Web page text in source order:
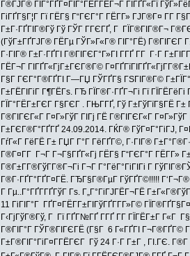
Г®ГЈГ® ГЇГ°ГҐГ¤ГЇГ°ГЁГ­ГЁГ¬Г ГІГҐГ«Гї
ГіГҐГ§Г¦Г Гї ГЁГ§ Г“ГЄГ°Г ГЁГ­Г» ГЈГ®Г¤ Г­Г
Г±Г·ГҐГІГ®Гў Гў ГЎГ Г­ГЄГҐ, Г ГЇГ®ГІГ®Г¬
(ГўГ±ГҐГЈГ® ГЁГµ ГЎГ»Г«Г® ГІГ°ГЁ) Г®ГІГЄГ
Г·ГІГ® Г±Г·ГҐГІ Г®ГІГЄГ°Г»ГІ Г­ГҐ Г­Г Г·Г
ГЁГ¬Г ГІГҐГ«ГјГ±ГЄГ®Г©
Г§Г ГЄГ°Г®ГҐГІ Г—ГЏ ГЎГҐГ§ ГЅГІГ®Г©
Г±ГЁГІГіГ Г¶ГЁГѕ. ГЂ ГЇГ®Г·ГҐГ¬Гі Гї
ГЇГ°ГЁГ±ГЄГ Г§ГЄГ . ГЊГ­ГҐ, Гў Г±ГўГїГ§ГЁ Г±
Г®ГІГЄГ«Г Г¤Г»ГўГ ГІГј ГЁ Г®ГІГЄГ«Г
Г±ГЄГ®Г°ГҐГҐ 24.09.2014. ГЌГ® ГўГ¤Г°ГіГЈ,
ГѓГ«Г ГёГЁ Г± ГЏГ Г°Г ГёГҐГ©, Г·ГІГ®
Г®Г¤Г­Г Г¬Г Г¬Г§ГҐГ«Гј ГЁГ§ Г“ГЄГ°Г ГЁГ­Г»
Г®Г±Г­Г®ГўГ­Г®Г¬Гі Г¬Г Г°ГёГ°ГіГІГі Г
Г®Г·ГҐГ°ГҐГ¤ГЁ. ГЂГ§Г®ГµГ­ ГўГҐГ©!!!!!
Г Гµ..Г°ГҐГ­ГҐГўГ Гѕ. Г„Г°ГіГЈГЁГ¬ГЁ
11 ГіГІГ°Г ГҐГ¤ГЁГ­Г±ГІГўГҐГ­Г­Г»Г©
Г‹ГјГўГ®Гў, Г Гї ГҐГ№ГҐ Г­ГҐ Г­Г ГЇГЁГ±Г Г«Г
Г®ГІГ°Г ГЎГ®ГІГЄГЁ (Г§Г 6 Г«ГҐГІ Г¬Г®ГҐГ©
Г±Г®ГІГ°ГіГ¤Г­ГЁГЄГ Гў 24 Г·Г Г±Г , ГІ.ГЄ.